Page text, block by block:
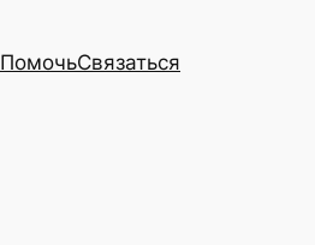
ПомочьСвязаться